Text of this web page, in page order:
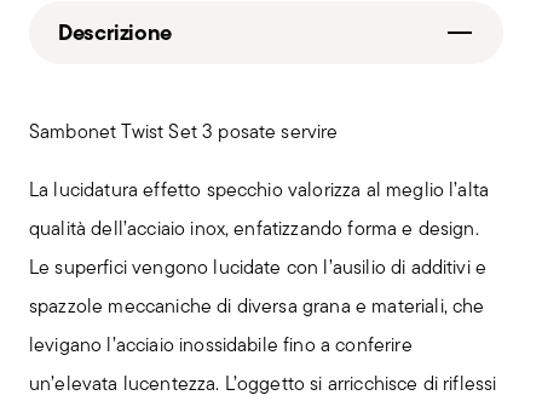
Descrizione
Sambonet Twist Set 3 posate servire
La lucidatura effetto specchio valorizza al meglio l’alta
qualità dell’acciaio inox, enfatizzando forma e design.
Le superfici vengono lucidate con l’ausilio di additivi e
spazzole meccaniche di diversa grana e materiali, che
levigano l’acciaio inossidabile fino a conferire
un’elevata lucentezza. L’oggetto si arricchisce di riflessi